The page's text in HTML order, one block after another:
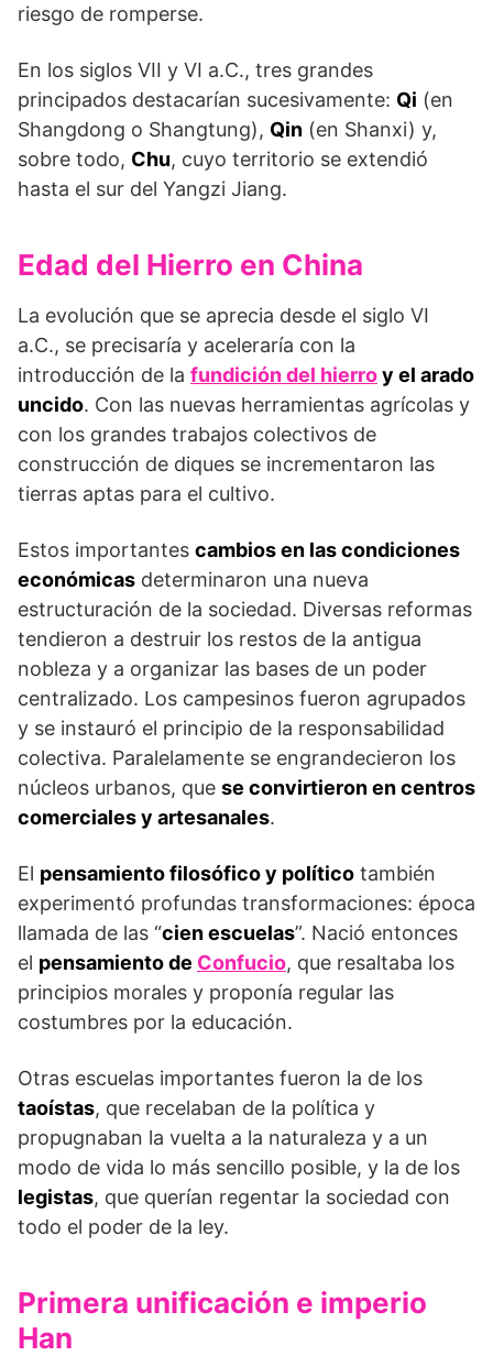
riesgo de romperse.
En los siglos VII y VI a.C., tres grandes
principados destacarían sucesivamente: Qi (en
Shangdong o Shangtung), Qin (en Shanxi) y,
sobre todo, Chu, cuyo territorio se extendió
hasta el sur del Yangzi Jiang.
Edad del Hierro en China
La evolución que se aprecia desde el siglo VI
a.C., se precisaría y aceleraría con la
introducción de la fundición del hierroy el arado
uncido. Con las nuevas herramientas agrícolas y
con los grandes trabajos colectivos de
construcción de diques se incrementaron las
tierras aptas para el cultivo.
Estos importantes cambios en las condiciones
económicas determinaron una nueva
estructuración de la sociedad. Diversas reformas
tendieron a destruir los restos de la antigua
nobleza y a organizar las bases de un poder
centralizado. Los campesinos fueron agrupados
y se instauró el principio de la responsabilidad
colectiva. Paralelamente se engrandecieron los
núcleos urbanos, que se convirtieron en centros
comerciales y artesanales.
El pensamiento filosófico y político también
experimentó profundas transformaciones: época
llamada de las “cien escuelas”. Nació entonces
el pensamiento de Confucio, que resaltaba los
principios morales y proponía regular las
costumbres por la educación.
Otras escuelas importantes fueron la de los
taoístas, que recelaban de la política y
propugnaban la vuelta a la naturaleza y a un
modo de vida lo más sencillo posible, y la de los
legistas, que querían regentar la sociedad con
todo el poder de la ley.
Primera unificación e imperio
Han